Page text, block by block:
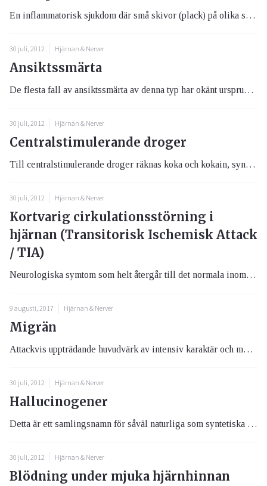
En inflammatorisk sjukdom där små skivor (plack) på olika ställen i det centrala nervsystemet angriper nervernas yttre s...
30 juli, 2012 Hjärnan & Nerver
Ansiktssmärta
De flesta fall av ansiktssmärta av denna typ har okänt ursprung. Ibland kan ett blodkärl trycka på ansiktsnerven. Denna ...
30 juli, 2012 Hjärnan & Nerver
Centralstimulerande droger
Till centralstimulerande droger räknas koka och kokain, syntetiska droger som amfetamin samt kat-droger.
30 juli, 2012 Hjärnan & Nerver
Kortvarig cirkulationsstörning i
hjärnan (Transitorisk Ischemisk Attack
/ TIA)
Neurologiska symtom som helt återgår till det normala inom 24 timmar.
9 augusti, 2017 Hjärnan & Nerver
Migrän
Attackvis uppträdande huvudvärk av intensiv karaktär och med fria intervaller dessemellan. Attackerna varar 4-72 tim. Hu...
30 juli, 2012 Hjärnan & Nerver
Hallucinogener
Detta är ett samlingsnamn för såväl naturliga som syntetiska framställda ämnen som kan orsaka hallucinationer. Exempel p...
30 juli, 2012 Hjärnan & Nerver
Blödning under mjuka hjärnhinnan